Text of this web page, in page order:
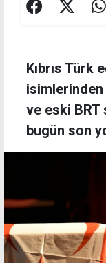
Kıbrıs Türk
isimlerinden
ve eski
bugün son